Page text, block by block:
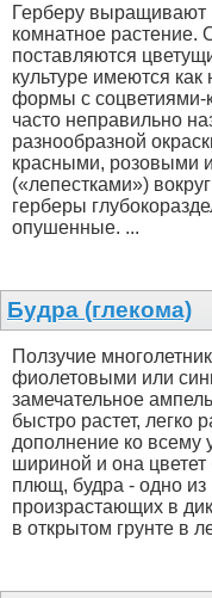
Герберу выращивают
комнатное растение.
поставляются
культуре имеются
формы с соцветиями-
часто неправильно
разнообразной
красными, розовыми
(«лепестками»)
герберы
опушенные. ...
Будра (глекома)
Ползучие
фиолетовыми или
замечательное
быстро растет, легко
дополнение ко всему
шириной и она
плющ, будра - одно из
произрастающих в
в открытом грунте в